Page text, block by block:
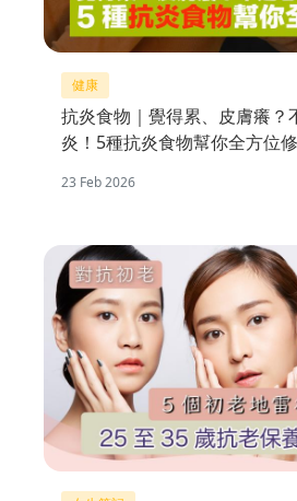
健康
抗炎食物｜覺得累、皮膚癢？
炎！5種抗炎食物幫你全方位
23 Feb 2026